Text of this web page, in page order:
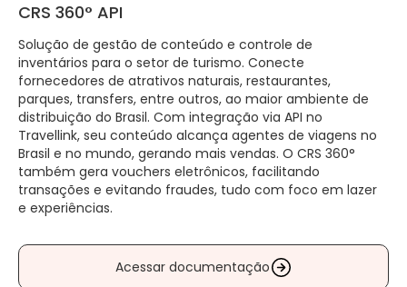
CRS 360° API
Solução de gestão de conteúdo e controle de
inventários para o setor de turismo. Conecte
fornecedores de atrativos naturais, restaurantes,
parques, transfers, entre outros, ao maior ambiente de
distribuição do Brasil. Com integração via API no
Travellink, seu conteúdo alcança agentes de viagens no
Brasil e no mundo, gerando mais vendas. O CRS 360°
também gera vouchers eletrônicos, facilitando
transações e evitando fraudes, tudo com foco em lazer
e experiências.
Acessar documentação